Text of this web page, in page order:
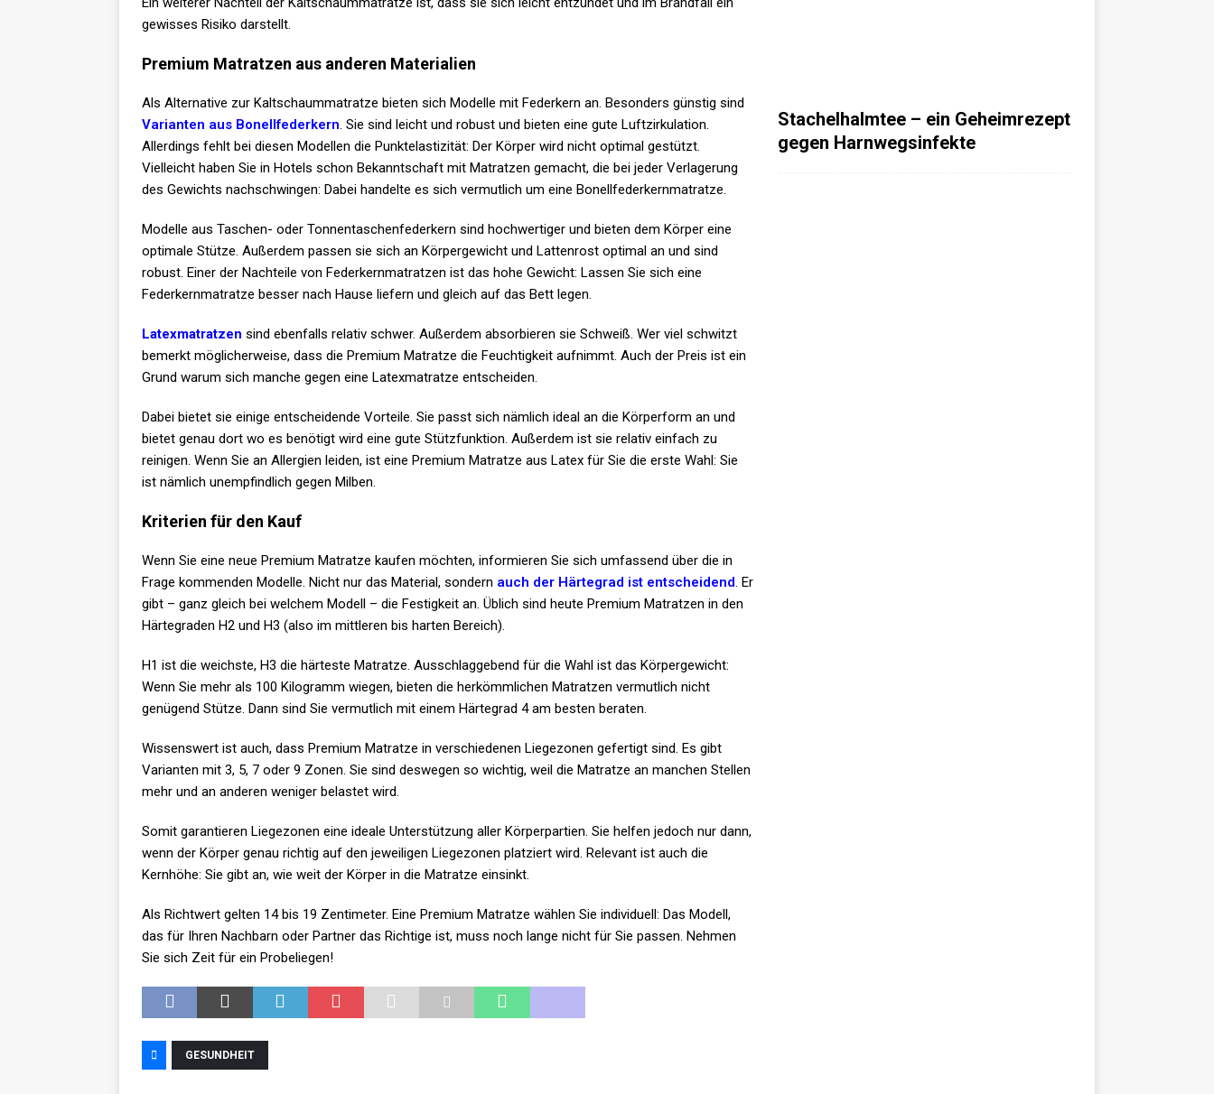
gewisses Risiko darstellt.
Premium Matratzen aus anderen Materialien
Als Alternative zur Kaltschaummatratze bieten sich Modelle mit Federkern an. Besonders günstig sind
Varianten aus Bonellfederkern. Sie sind leicht und robust und bieten eine gute Luftzirkulation.
Allerdings fehlt bei diesen Modellen die Punktelastizität: Der Körper wird nicht optimal gestützt.
Vielleicht haben Sie in Hotels schon Bekanntschaft mit Matratzen gemacht, die bei jeder Verlagerung
des Gewichts nachschwingen: Dabei handelte es sich vermutlich um eine Bonellfederkernmatratze.
Modelle aus Taschen- oder Tonnentaschenfederkern sind hochwertiger und bieten dem Körper eine
optimale Stütze. Außerdem passen sie sich an Körpergewicht und Lattenrost optimal an und sind
robust. Einer der Nachteile von Federkernmatratzen ist das hohe Gewicht: Lassen Sie sich eine
Federkernmatratze besser nach Hause liefern und gleich auf das Bett legen.
Latexmatratzen sind ebenfalls relativ schwer. Außerdem absorbieren sie Schweiß. Wer viel schwitzt
bemerkt möglicherweise, dass die Premium Matratze die Feuchtigkeit aufnimmt. Auch der Preis ist ein
Grund warum sich manche gegen eine Latexmatratze entscheiden.
Dabei bietet sie einige entscheidende Vorteile. Sie passt sich nämlich ideal an die Körperform an und
bietet genau dort wo es benötigt wird eine gute Stützfunktion. Außerdem ist sie relativ einfach zu
reinigen. Wenn Sie an Allergien leiden, ist eine Premium Matratze aus Latex für Sie die erste Wahl: Sie
ist nämlich unempfindlich gegen Milben.
Kriterien für den Kauf
Wenn Sie eine neue Premium Matratze kaufen möchten, informieren Sie sich umfassend über die in
Frage kommenden Modelle. Nicht nur das Material, sondern auch der Härtegrad ist entscheidend. Er
gibt – ganz gleich bei welchem Modell – die Festigkeit an. Üblich sind heute Premium Matratzen in den
Härtegraden H2 und H3 (also im mittleren bis harten Bereich).
H1 ist die weichste, H3 die härteste Matratze. Ausschlaggebend für die Wahl ist das Körpergewicht:
Wenn Sie mehr als 100 Kilogramm wiegen, bieten die herkömmlichen Matratzen vermutlich nicht
genügend Stütze. Dann sind Sie vermutlich mit einem Härtegrad 4 am besten beraten.
Wissenswert ist auch, dass Premium Matratze in verschiedenen Liegezonen gefertigt sind. Es gibt
Varianten mit 3, 5, 7 oder 9 Zonen. Sie sind deswegen so wichtig, weil die Matratze an manchen Stellen
mehr und an anderen weniger belastet wird.
Somit garantieren Liegezonen eine ideale Unterstützung aller Körperpartien. Sie helfen jedoch nur dann,
wenn der Körper genau richtig auf den jeweiligen Liegezonen platziert wird. Relevant ist auch die
Kernhöhe: Sie gibt an, wie weit der Körper in die Matratze einsinkt.
Als Richtwert gelten 14 bis 19 Zentimeter. Eine Premium Matratze wählen Sie individuell: Das Modell,
das für Ihren Nachbarn oder Partner das Richtige ist, muss noch lange nicht für Sie passen. Nehmen
Sie sich Zeit für ein Probeliegen!
GESUNDHEIT
Stachelhalmtee – ein Geheimrezept
gegen Harnwegsinfekte